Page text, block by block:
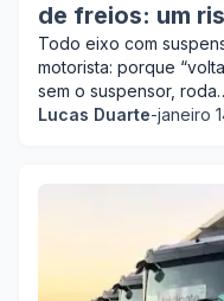
de freios: um
Todo eixo com
motorista: porque
sem o suspensor,
Lucas Duarte-janeiro